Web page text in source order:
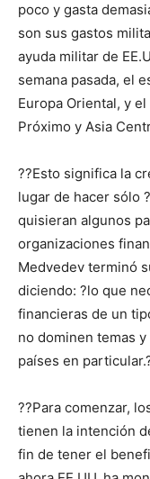
poco y gasta
son sus gastos
ayuda militar de
semana pasada, el
Europa Oriental, y
Próximo y Asia
??Esto significa la
lugar de hacer sólo
quisieran algunos
organizaciones
Medvedev terminó
diciendo: ?lo que
financieras de un
no dominen temas
países en
??Para comenzar,
tienen la intención
fin de tener el